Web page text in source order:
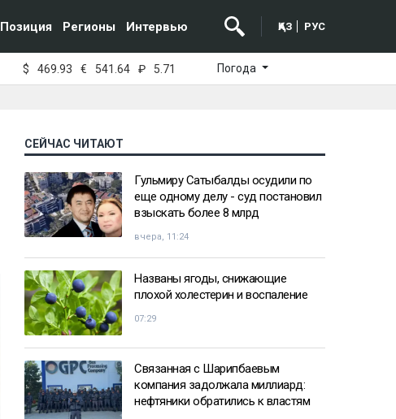
Позиция Регионы Интервью ҚАЗ РУС
$ 469.93 € 541.64 ₽ 5.71 Погода
СЕЙЧАС ЧИТАЮТ
Гульмиру Сатыбалды осудили по
еще одному делу - суд постановил
взыскать более 8 млрд
вчера, 11:24
Названы ягоды, снижающие
плохой холестерин и воспаление
07:29
Связанная с Шарипбаевым
компания задолжала миллиард:
нефтяники обратились к властям